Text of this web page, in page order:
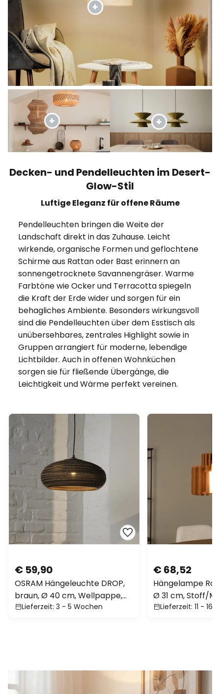
Decken- und Pendelleuchten im Desert-
Glow-Stil
Luftige Eleganz für offene Räume
Pendelleuchten bringen die Weite der
Landschaft direkt in das Zuhause. Leicht
wirkende, organische Formen und geflochtene
Schirme aus Rattan oder Bast erinnern an
sonnengetrocknete Savannengräser. Warme
Farbtöne wie Ocker und Terracotta spiegeln
die Kraft der Erde wider und sorgen für ein
behagliches Ambiente. Besonders wirkungsvoll
sind die Pendelleuchten über dem Esstisch als
unübersehbares, zentrales Highlight sowie in
Gruppen arrangiert für moderne, lebendige
Lichtbilder. Auch in offenen Wohnküchen
sorgen sie für fließende Übergänge, die
Leichtigkeit und Wärme perfekt vereinen.
€ 59,90
OSRAM Hängeleuchte DROP,
braun, Ø 40 cm, Wellpappe,
E27Lieferzeit: 3 - 5 Wochen
€ 68,52
Hängelampe
Ø 31 cm, Stoff/
Lieferzeit: 11 - 16